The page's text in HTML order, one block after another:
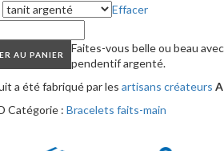
Effacer
AU PANIER
Faites-vous belle ou beau
pendentif argenté.
a été fabriqué par les artisans créateurs
Catégorie : Bracelets faits-main